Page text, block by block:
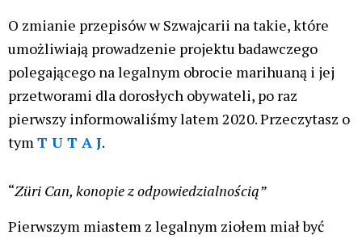
O zmianie przepisów w Szwajcarii na takie, które
umożliwiają prowadzenie projektu badawczego
polegającego na legalnym obrocie marihuaną i jej
przetworami dla dorosłych obywateli, po raz
pierwszy informowaliśmy latem 2020. Przeczytasz o
tym T U T A J.
“Züri Can, konopie z odpowiedzialnością”
Pierwszym miastem z legalnym ziołem miał być